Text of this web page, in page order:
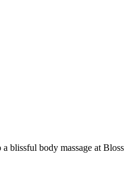
blissful body massage at